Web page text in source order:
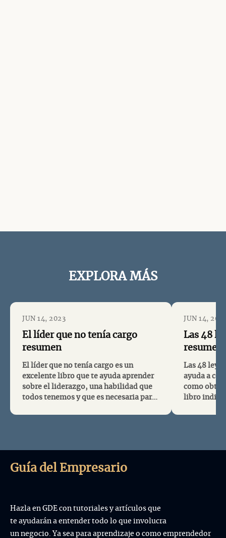
EXPLORA MÁS
JUN 14, 2023
El líder que no tenía cargo
resumen
El líder que no tenía cargo es un
excelente libro que te ayuda aprender
sobre el liderazgo, una habilidad que
todos tenemos y que es necesaria para
JUN 14,
Las 48
resumen
Las 48
ayuda a
como
libro
algunos
Guía del Empresario
Hazla en GDE con tutoriales y artículos que
te ayudarán a entender todo lo que involucra
un negocio. Ya sea para aprendizaje o como emprendedor